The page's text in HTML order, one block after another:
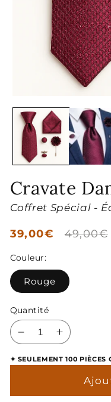
le
média
dans
une
fenêtre
modale
Cravate
Coffret Spécial -
Prix
39,00€
Prix
49,00€
Couleur:
Rouge
Quantité
Réduire
quantité
Augmenter
quantité
✦ SEULEMENT 100 PIÈCES